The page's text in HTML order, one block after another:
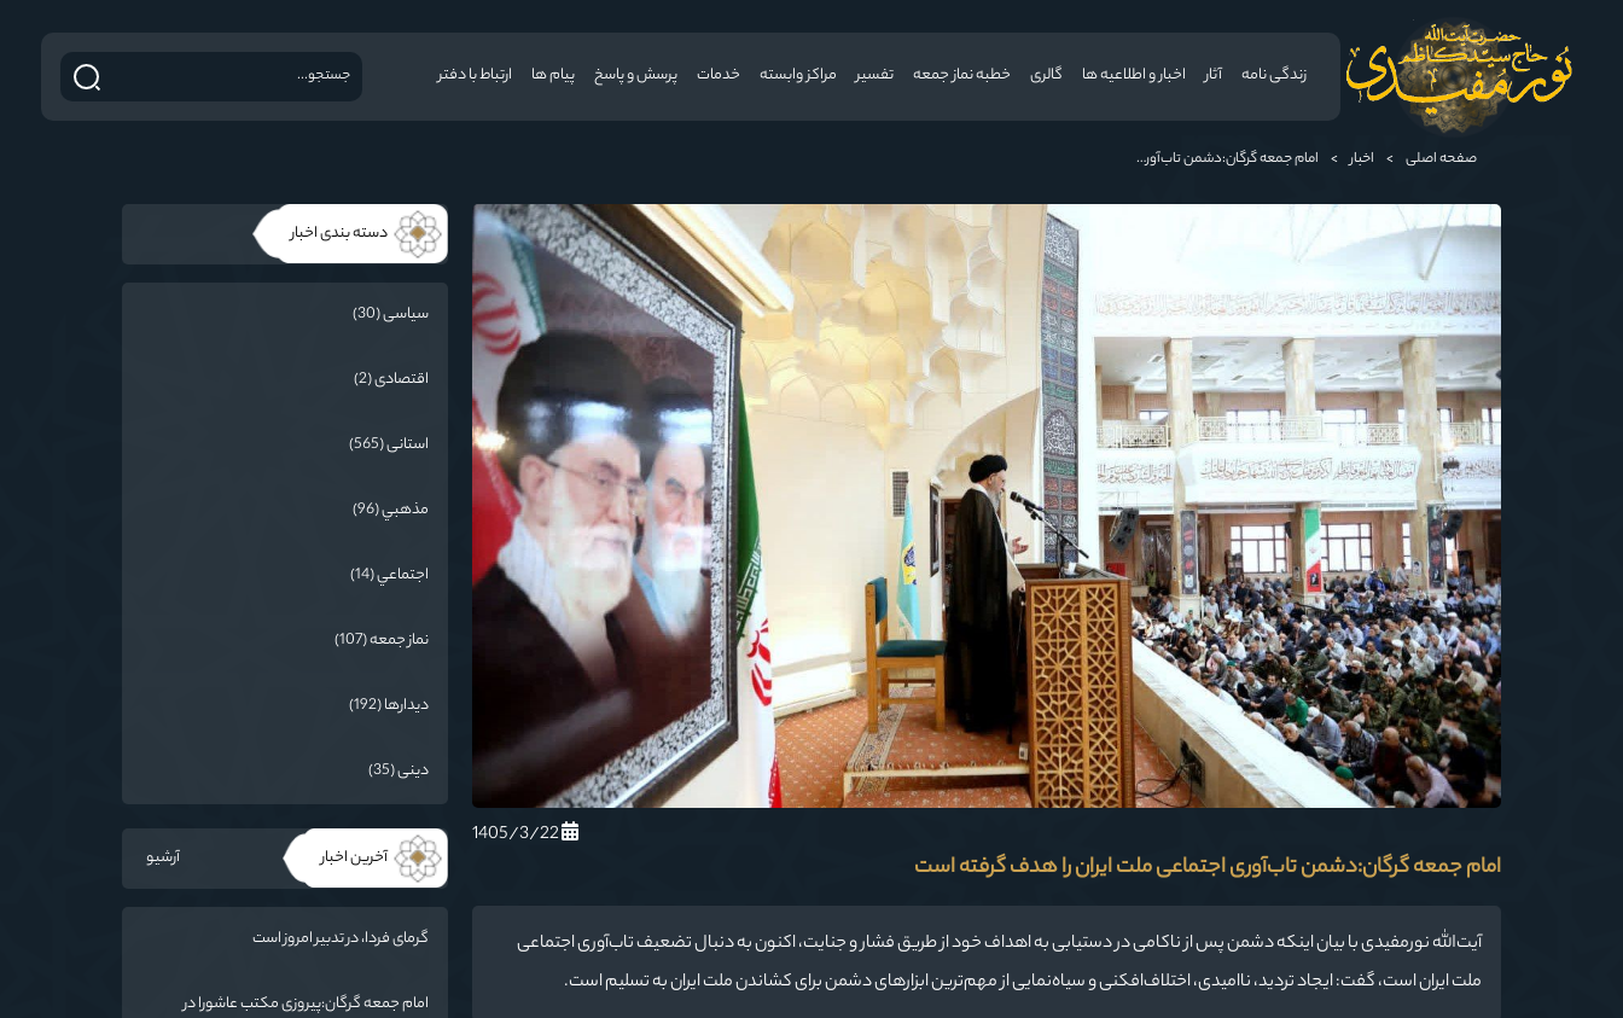
زندگی نامه آثار اخبار و اطلاعیه ها گالری خطبه نماز جمعه تفسیر مراکز وابسته خدمات پرسش و پاسخ پیام ها ارتباط با دفتر
صفحه اصلی > اخبار > امام جمعه گرگان:دشمن تاب‌آوری اجتماعی ملت ایران را هدف گرفته است
1405/3/22
امام جمعه گرگان:دشمن تاب‌آوری اجتماعی ملت ایران را هدف گرفته است
آیت‌الله نورمفیدی با بیان اینکه دشمن پس از ناکامی در دستیابی به اهداف خود از طریق فشار و جنایت، اکنون به دنبال تضعیف تاب‌آوری اجتماعی
ملت ایران است، گفت: ایجاد تردید، ناامیدی، اختلاف‌افکنی و سیاه‌نمایی از مهم‌ترین ابزارهای دشمن برای کشاندن ملت ایران به تسلیم است.
دسته بندی اخبار
سیاسی (30)
اقتصادی (2)
استانی (565)
مذهبي (96)
اجتماعي (14)
نماز جمعه (107)
دیدارها (192)
دینی (35)
آخرین اخبار آرشیو
گرمای فردا، در تدبیر امروز است
امام جمعه گرگان:پیروزی مکتب عاشورا در